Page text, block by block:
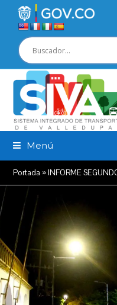
Menú
Portada »INFORME